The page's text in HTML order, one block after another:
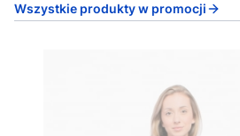
Wszystkie produkty w promocji